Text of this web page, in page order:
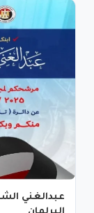
عبدالغني